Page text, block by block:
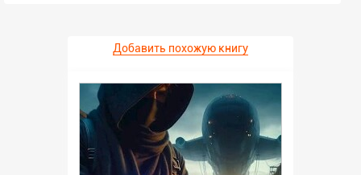
Добавить похожую книгу